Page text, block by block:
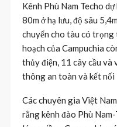
Kênh Phù Nam Techo
80m ở hạ lưu, độ sâu
chuyển cho tàu có
hoạch của Campuchia
thủy điện, 11 cây cầu và
thông an toàn và kết nối
Các chuyên gia Việt
rằng kênh đào Phù